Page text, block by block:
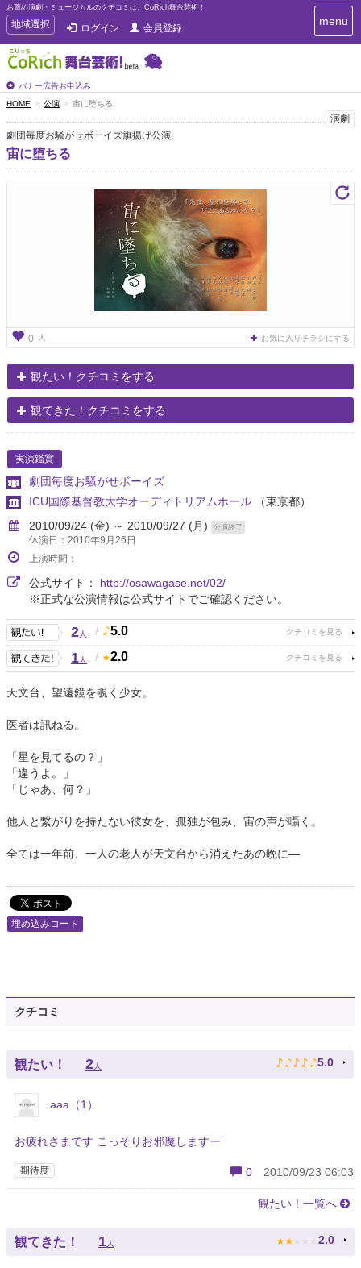
お薦め演劇・ミュージカルのクチコミは、CoRich舞台芸術！
T
o
g
g
e
n
a
v
i
g
地域選択 ログイン 会員登録
バナー広告お申込み
T
o
i
g
menu
HOME 公演 宙に堕ちる
演劇
劇団毎度お騒がせボーイズ旗揚げ公演
宙に堕ちる
0 人 お気に入りチラシにする
観たい！クチコミをする
観てきた！クチコミをする
実演鑑賞
劇団毎度お騒がせボーイズ
ICU国際基督教大学オーディトリアムホール
（東京都）
2010/09/24 (金) ～ 2010/09/27 (月)
公演終了
休演日：2010年9月26日
上演時間：
公式サイト： http://osawagase.net/02/
※正式な公演情報は公式サイトでご確認ください。
2人 / 5.0
1人 / 2.0
天文台、望遠鏡を覗く少女。
医者は訊ねる。
「星を見てるの？」
「違うよ。」
「じゃあ、何？」
他人と繋がりを持たない彼女を、孤独が包み、宙の声が囁く。
全ては一年前、一人の老人が天文台から消えたあの晩に―
埋め込みコード
クチコミ
観たい！ 2人 ♪ ♪ ♪ ♪ ♪ 5.0
aaa（1）
お疲れさまです こっそりお邪魔しますー
期待度 0 2010/09/23 06:03
観たい！一覧へ
観てきた！ 1 人 ★ ★ ★ ★ ★ 2.0